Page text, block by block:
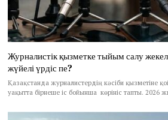
Журналистік қызметке тыйым салу
жүйелі үрдіс пе?
Қазақстанда журналистердің кәсіби қызметіне
уақытта бірнеше іс бойынша көрініс тапты. 2026